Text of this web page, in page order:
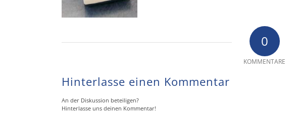
0
KOMMENTARE
Hinterlasse einen Kommentar
An der Diskussion beteiligen?
Hinterlasse uns deinen Kommentar!